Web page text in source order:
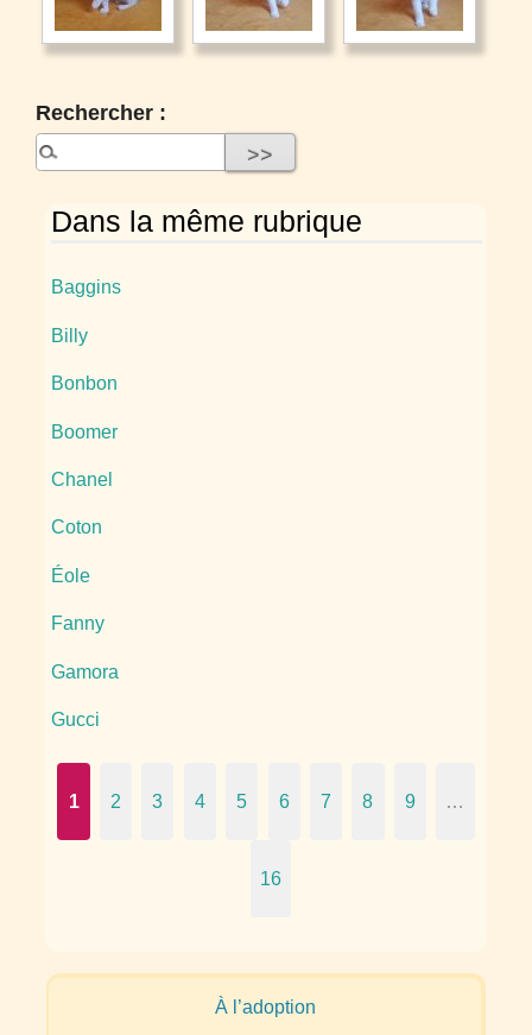
Rechercher :
Dans la même rubrique
Baggins
Billy
Bonbon
Boomer
Chanel
Coton
Éole
Fanny
Gamora
Gucci
1 2 3 4 5 6 7 8 9 …
16
À l’adoption